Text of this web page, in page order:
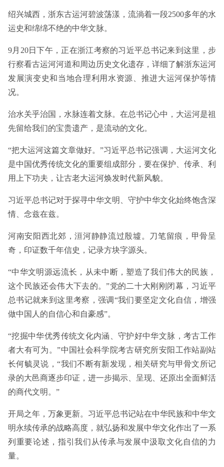
绍兴城西，浙东古运河碧波荡漾，流淌着一段2500多年的水
运史和绵绵不绝的中华文脉。
9月20日下午，正在浙江考察的习近平总书记来到这里，步
行察看古运河河道和周边历史文化遗存，详细了解浙东运河
发展演变史和当地合理利用水资源、推进大运河保护等情
况。
治水关乎治国，水脉连着文脉。在总书记心中，大运河是祖
先留给我们的宝贵遗产，是流动的文化。
“把大运河这篇文章做好。”习近平总书记强调，大运河文化
是中国优秀传统文化的重要组成部分，要在保护、传承、利
用上下功夫，让古老大运河焕发时代新风貌。
习近平总书记对于探寻中华文明、守护中华文化始终饱含深
情、念兹在兹。
河南安阳西北郊，洹河静静流过殷墟。刀笔留痕，甲骨呈
奇，印证数千年信史，记录方块字源头。
“中华文明源远流长，从未中断，塑造了我们伟大的民族，
这个民族还会伟大下去的。”党的二十大刚刚闭幕，习近平
总书记就来到这里考察，强调“我们要坚定文化自信，增强
做中国人的自信心和自豪感”。
“挖掘中华优秀传统文化内涵、守护好中华文脉，考古工作
者大有可为。”中国社会科学院考古研究所安阳工作站副站
长何毓灵说，“我们不断有新发现，相关研究与甲骨文所记
录的大邑商逐步印证，进一步揭示、呈现、还原出全面鲜活
的商代文明。”
开局之年，万象更新。习近平总书记站在中华民族和中华文
明永续传承的战略高度，就弘扬和发展中华文化作出了一系
列重要论述，指引我们从传承与发展中汲取文化自信的力
量。